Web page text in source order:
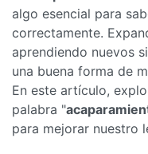
algo esencial para
correctamente.
aprendiendo nuevos
una buena forma de
En este artículo,
palabra "
para mejorar nuestro